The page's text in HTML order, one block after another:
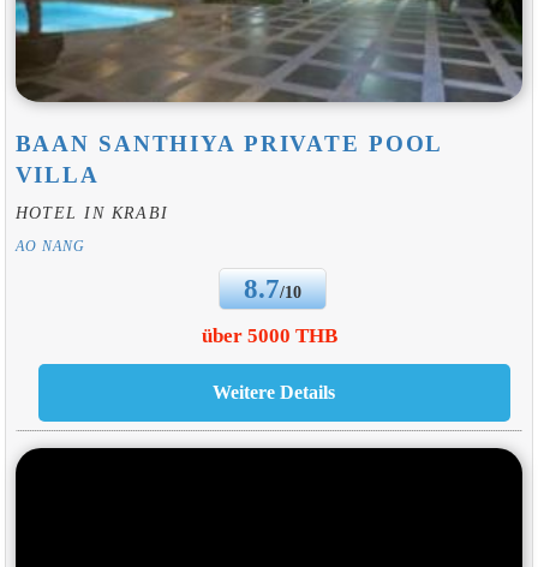
BAAN SANTHIYA PRIVATE POOL
VILLA
HOTEL IN KRABI
AO NANG
8.7/10
über 5000 THB